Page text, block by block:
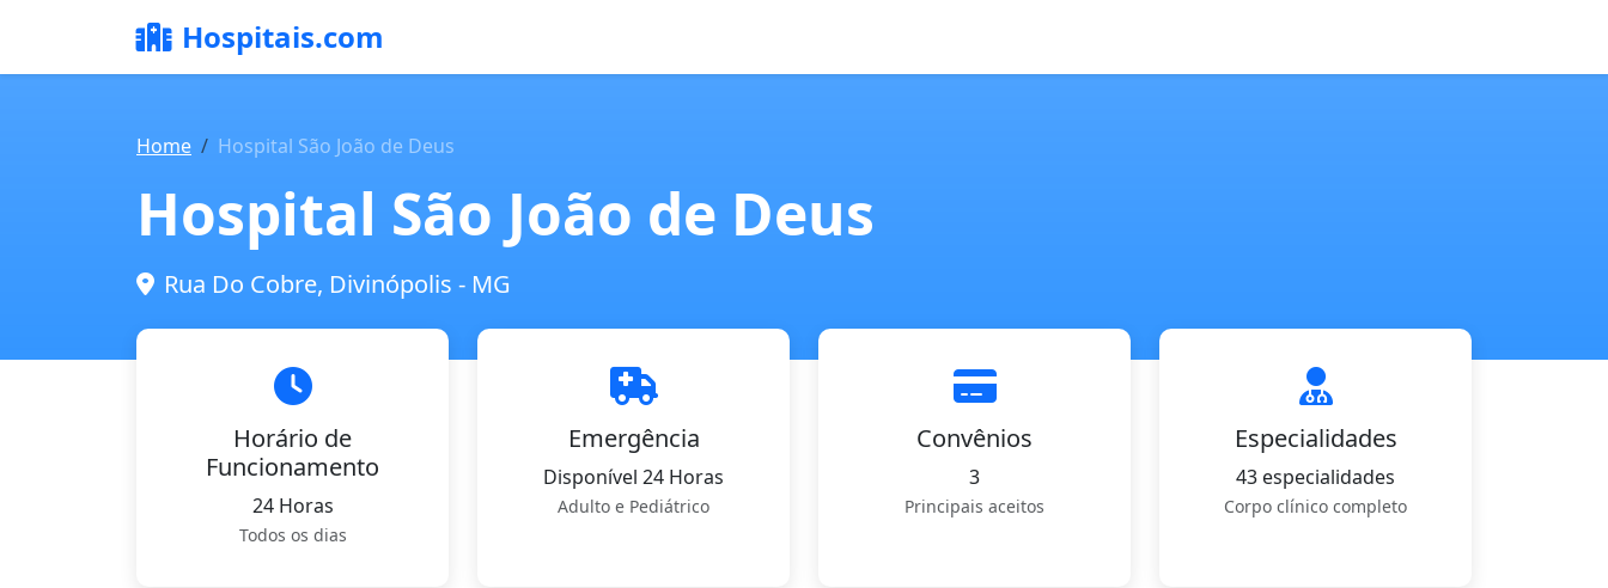
Hospitais.com
Home Hospital São João de Deus
Hospital São João de Deus
Rua Do Cobre, Divinópolis - MG
Horário de
Funcionamento
24 Horas
Todos os dias
Emergência
Disponível 24 Horas
Adulto e Pediátrico
Convênios
3
Principais aceitos
Especialidades
43 especialidades
Corpo clínico completo